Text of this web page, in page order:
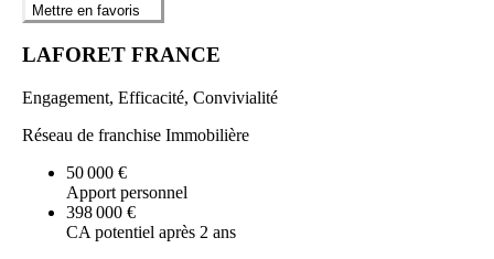
Mettre en favoris
LAFORET FRANCE
Engagement, Efficacité, Convivialité
Réseau de franchise Immobilière
50 000 €
Apport personnel
398 000 €
CA potentiel après 2 ans